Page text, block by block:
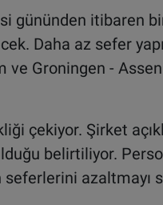
gününden itibaren
Daha az sefer
ve Groningen -
çekiyor. Şirket
belirtiliyor.
azaltmayı